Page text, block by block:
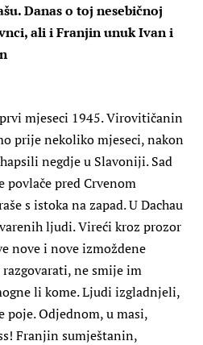
Danas o toj nesebičnoj
ali i Franjin unuk Ivan i
mjeseci 1945. Virovitičanin
prije nekoliko mjeseci, nakon
negdje u Slavoniji. Sad
povlače pred Crvenom
s istoka na zapad. U Dachau
ljudi. Vireći kroz prozor
nove i nove izmoždene
ne smije im
li kome. Ljudi izgladnjeli,
poje. Odjednom, u masi,
Franjin sumještanin,